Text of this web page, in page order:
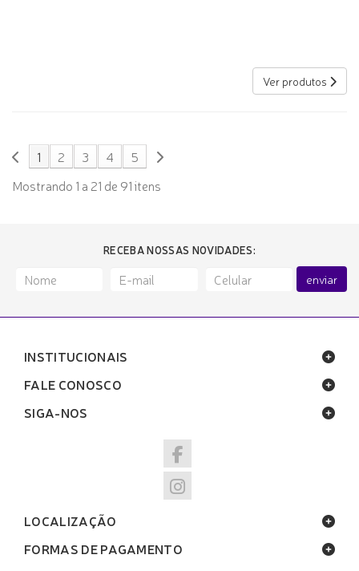
Ver produtos
1 2 3 4
5
Mostrando 1 a 21 de 91 itens
RECEBA NOSSAS NOVIDADES:
enviar
INSTITUCIONAIS
FALE CONOSCO
SIGA-NOS
LOCALIZAÇÃO
FORMAS DE PAGAMENTO